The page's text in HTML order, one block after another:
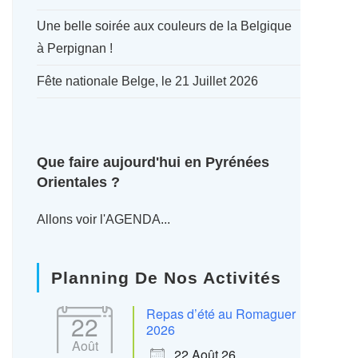
Une belle soirée aux couleurs de la Belgique
à Perpignan !
Fête nationale Belge, le 21 Juillet 2026
Que faire aujourd'hui en Pyrénées
Orientales ?
Allons voir l'AGENDA...
Planning De Nos Activités
22
Août
Repas d’été au Romaguer
2026